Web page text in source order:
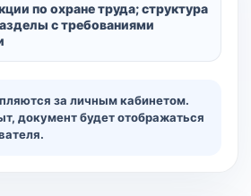
по охране труда; структура
с требованиями
за личным кабинетом.
документ будет отображаться